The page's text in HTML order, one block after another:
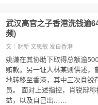
武汉高官之子香港洗钱逾
频)
文｜财新 文思敏 发自香港
姚谦在其协助下取得总额逾
贿款。另一证人林某则供述，
地转移至香港，其中三次肖锐
员。 面对上述指控，肖锐辩
益，以及自己出……